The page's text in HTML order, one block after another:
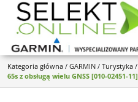
Kategoria główna / GARMIN / Turystyka /
65s z obsługą wielu GNSS [010-02451-11]